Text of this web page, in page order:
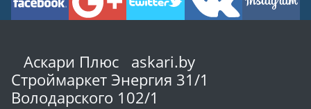
Аскари Плюс askari.by
Строймаркет Энергия 31/1
Володарского 102/1